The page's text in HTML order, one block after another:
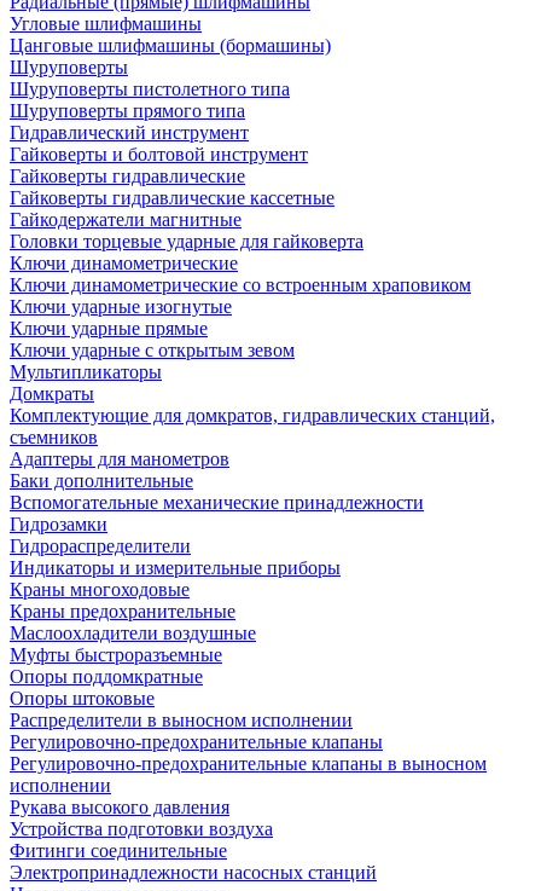
Угловые шлифмашины
Цанговые шлифмашины (бормашины)
Шуруповерты
Шуруповерты пистолетного типа
Шуруповерты прямого типа
Гидравлический инструмент
Гайковерты и болтовой инструмент
Гайковерты гидравлические
Гайковерты гидравлические кассетные
Гайкодержатели магнитные
Головки торцевые ударные для гайковерта
Ключи динамометрические
Ключи динамометрические со встроенным храповиком
Ключи ударные изогнутые
Ключи ударные прямые
Ключи ударные с открытым зевом
Мультипликаторы
Домкраты
Комплектующие для домкратов, гидравлических станций,
съемников
Адаптеры для манометров
Баки дополнительные
Вспомогательные механические принадлежности
Гидрозамки
Гидрораспределители
Индикаторы и измерительные приборы
Краны многоходовые
Краны предохранительные
Маслоохладители воздушные
Муфты быстроразъемные
Опоры поддомкратные
Опоры штоковые
Распределители в выносном исполнении
Регулировочно-предохранительные клапаны
Регулировочно-предохранительные клапаны в выносном
исполнении
Рукава высокого давления
Устройства подготовки воздуха
Фитинги соединительные
Электропринадлежности насосных станций